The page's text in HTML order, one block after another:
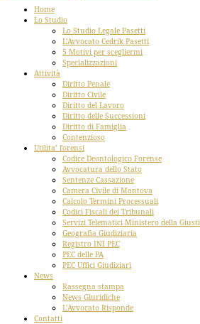
Home
Lo Studio
Lo Studio Legale Pasetti
L’Avvocato Cedrik Pasetti
5 Motivi per scegliermi
Specializzazioni
Attività
Diritto Penale
Diritto Civile
Diritto del Lavoro
Diritto delle Successioni
Diritto di Famiglia
Contenzioso
Utilita’ forensi
Codice Deontologico Forense
Avvocatura dello Stato
Sentenze Cassazione
Camera Civile di Mantova
Calcolo Termini Processuali
Codici Fiscali dei Tribunali
Servizi Telematici Ministero della
Geografia Giudiziaria
Registro INI PEC
PEC delle PA
PEC Uffici Giudiziari
News
Rassegna stampa
News Giuridiche
L’Avvocato Risponde
Contatti